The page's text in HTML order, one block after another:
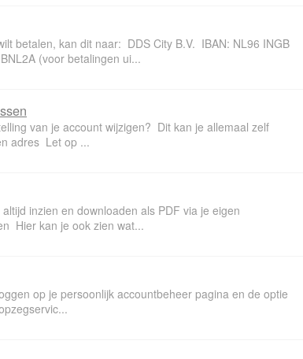
betalen, kan dit naar: DDS City B.V. IBAN: NL96 INGB
(voor betalingen ui...
van je account wijzigen? Dit kan je allemaal zelf
adres Let op ...
inzien en downloaden als PDF via je eigen
Hier kan je ook zien wat...
op je persoonlijk accountbeheer pagina en de optie